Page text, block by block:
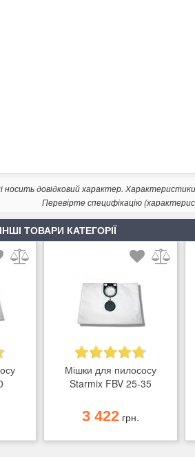
носить довідковий характер.
Перевірте специфікацію
ІНШІ ТОВАРИ КАТЕГОРІЇ
Мішки для пилососу
Starmix FBV 25-35
3 422 грн.